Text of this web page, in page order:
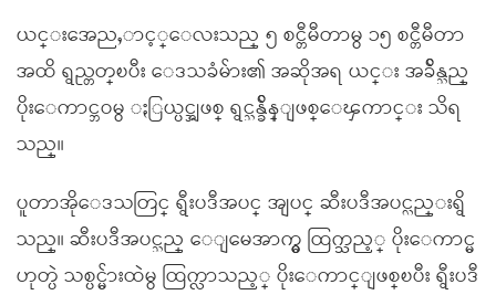
ယင္းအေညႇာင့္ေလးသည္ ၅ စင္တီမီတာမွ ၁၅ စင္တီမီတာ
အထိ ရွည္တတ္ၿပီး ေဒသခံမ်ား၏ အဆိုအရ ယင္း အခ်ိန္သည္
ပိုးေကာင္ဘဝမွ ႏြယ္ပင္အျဖစ္ ရွင္သန္ခ်ိန္ျဖစ္ေၾကာင္း သိရ
သည္။
ပူတာအိုေဒသတြင္ ရွီးပဒီအပင္ အျပင္ ဆီးပဒီအပင္လည္းရွိ
သည္။ ဆီးပဒီအပင္သည္ ေျမေအာက္မွ ထြက္သည့္ ပိုးေကာင္မ
ဟုတ္ပဲ သစ္ပင္မ်ားထဲမွ ထြက္လာသည့္ ပိုးေကာင္ျဖစ္ၿပီး ရွီးပဒီ